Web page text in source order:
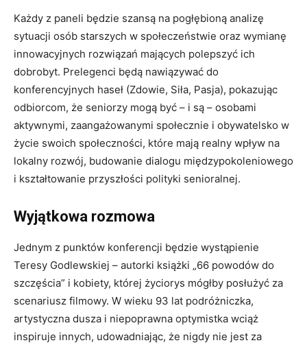
Każdy z paneli będzie szansą na pogłębioną analizę
sytuacji osób starszych w społeczeństwie oraz wymianę
innowacyjnych rozwiązań mających polepszyć ich
dobrobyt. Prelegenci będą nawiązywać do
konferencyjnych haseł (Zdowie, Siła, Pasja), pokazując
odbiorcom, że seniorzy mogą być – i są – osobami
aktywnymi, zaangażowanymi społecznie i obywatelsko w
życie swoich społeczności, które mają realny wpływ na
lokalny rozwój, budowanie dialogu międzypokoleniowego
i kształtowanie przyszłości polityki senioralnej.
Wyjątkowa rozmowa
Jednym z punktów konferencji będzie wystąpienie
Teresy Godlewskiej – autorki książki „66 powodów do
szczęścia” i kobiety, której życiorys mógłby posłużyć za
scenariusz filmowy. W wieku 93 lat podróżniczka,
artystyczna dusza i niepoprawna optymistka wciąż
inspiruje innych, udowadniając, że nigdy nie jest za